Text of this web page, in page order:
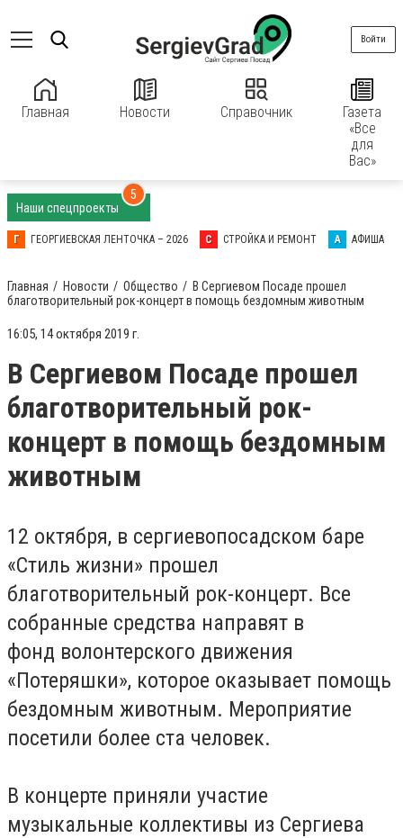
Главная Новости Справочник
Газета
«Все
для
Вас»
Войти
Наши спецпроекты
5
Г ГЕОРГИЕВСКАЯ ЛЕНТОЧКА – 2026 С СТРОЙКА И РЕМОНТ А АФИША
Главная Новости Общество
В Сергиевом Посаде прошел
благотворительный рок-концерт в помощь бездомным животным
16:05, 14 октября 2019 г.
В Сергиевом Посаде прошел
благотворительный рок-
концерт в помощь бездомным
животным
12 октября, в сергиевопосадском баре
«Стиль жизни» прошел
благотворительный рок-концерт. Все
собранные средства направят в
фонд волонтерского движения
«Потеряшки», которое оказывает помощь
бездомным животным. Мероприятие
посетили более ста человек.
В концерте приняли участие
музыкальные коллективы из Сергиева